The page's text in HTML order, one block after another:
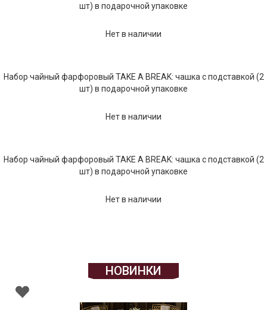
шт) в подарочной упаковке
Нет в наличии
Набор чайный фарфоровый TAKE A BREAK: чашка с подставкой (2
шт) в подарочной упаковке
Нет в наличии
Набор чайный фарфоровый TAKE A BREAK: чашка с подставкой (2
шт) в подарочной упаковке
Нет в наличии
НОВИНКИ